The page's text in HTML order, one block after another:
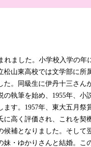
れました。小学校入学の年
山東高校では文学部に所
。同級生に伊丹十三さん
執筆を始め、1955年、小
す。1957年、東大五月祭
高く評価され、これを契
補となりました。そして
妹・ゆかりさんと結婚。こ